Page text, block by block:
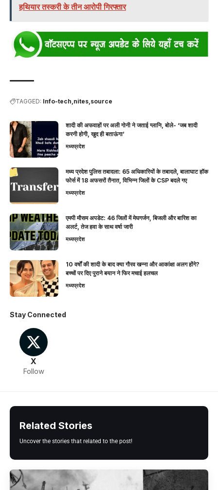
हथियार तस्करी के तीन आरोपी गिरफ्तार
TAGGED: Info-tech nites source
शादी की अफवाहों पर अली गोनी ने जताई ग्लानि, बोले- ‘जब शादी
करनी होगी, खुद ही बताऊंगा’
मध्यप्रदेश
मध्य प्रदेश पुलिस तबादला: 65 अधिकारियों के तबादले, बालाघाट हॉक
फोर्स में 18 अफसरों तैनात, विभिन्न जिलों के CSP बदले गए
मध्यप्रदेश
एमपी मौसम अपडेट: 46 जिलों में मेघगर्जन, बिजली और बारिश का
अलर्ट, तेज हवा के साथ वर्षा जारी
मध्यप्रदेश
10 वर्षों की शादी के बाद क्या गौरव खन्ना और आकांक्षा अलग होंगे?
बच्चों पर दिए पुराने बयान ने फिर मचाई हलचल
मध्यप्रदेश
Stay Connected
X
Follow
Related Stories
Uncover the stories that related to the post!